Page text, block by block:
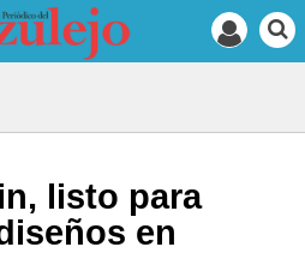
listo para
en